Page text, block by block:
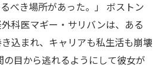
べき場所があった。」 ボストン
科医マギー・サリバンは、ある
込まれ、キャリアも私生活も崩壊
目から逃れるようにして彼女が